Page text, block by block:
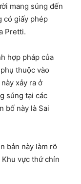
mang súng đến
có giấy phép
Pretti.
hợp pháp của
thuộc vào
xảy ra ở
súng tại các
bố này là Sai
bản này làm rõ
vực thứ chín